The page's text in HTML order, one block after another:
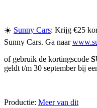
☀️ Sunny Cars: Krijg €25
Sunny Cars. Ga naar
of gebruik de kortingscode
geldt t/m 30 september bij
Productie: Meer van dit